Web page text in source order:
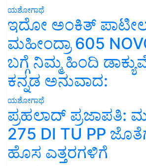
ಯಶೋಗಾಥೆ
ಇದೋ ಅಂಕಿತ್
ಮಹೀಂದ್ರಾ 605
ಬಗ್ಗೆ ನಿಮ್ಮ ಹಿಂದಿ
ಕನ್ನಡ ಅನುವಾದ:
ಯಶೋಗಾಥೆ
ಪ್ರಹಲಾದ್ ಪ್ರಜಾಪತಿ:
275 DI TU PP
ಹೊಸ ಎತ್ತರಗಳಿಗೆ